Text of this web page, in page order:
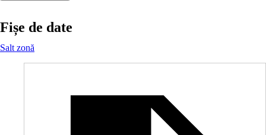
Fișe de date
Salt zonă